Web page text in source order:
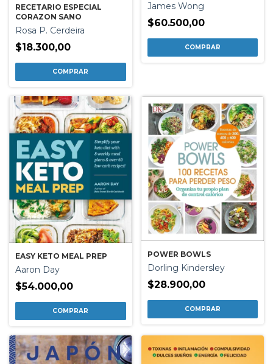
RECETARIO ESPECIAL
CORAZON SANO
Rosa P. Cerdeira
$18.300,00
James Wong
$60.500,00
EASY KETO MEAL PREP
Aaron Day
$54.000,00
POWER BOWLS
Dorling Kindersley
$28.900,00